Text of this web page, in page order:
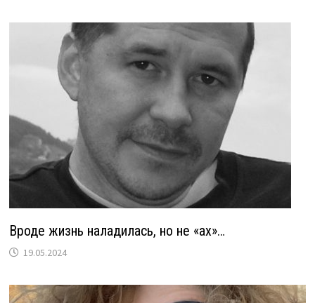
Вроде жизнь наладилась, но не «ах»…
19.05.2024